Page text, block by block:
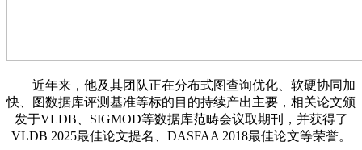
近年来，他及其团队正在分布式图查询优化、软硬协同加
快、图数据库评测基准等标的目的持续产出主要，相关论文颁
发于VLDB、SIGMOD等数据库范畴会议取期刊，并获得了
VLDB 2025最佳论文提名、DASFAA 2018最佳论文等荣誉。